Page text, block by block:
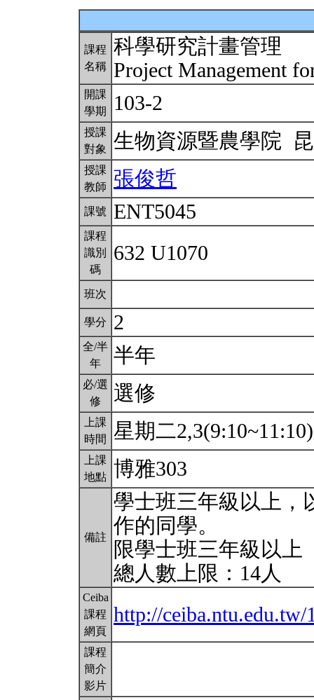
課程
名稱
科學研究計畫管理
Project Management
開課
學期
103-2
授課
對象
生物資源暨農學院
授課
教師
張俊哲
課號 ENT5045
課程
識別
碼
632 U1070
班次
學分 2
全/半
年
半年
必/選
修
選修
上課
時間
星期二
上課
地點 博雅303
備註
學士班三年級以上，
作的同學。
限學士班三年級以上
總人數上限：14人
Ceiba
課程
網頁
http://
課程
簡介
影片